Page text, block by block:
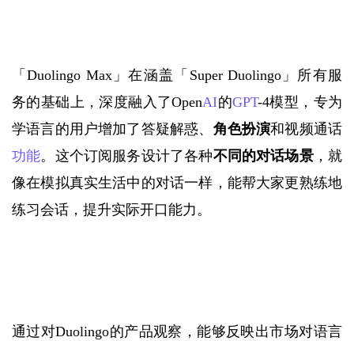
「Duolingo Max」在涵盖 「 Super Duolingo」所有服
务的基础上，深度融入了OpenAI的GPT-4模型，专为
学语言的用户增加了答疑解惑、 角色扮演和视频通话
功能。这个订阅服务设计了各种不同的对话场景，就
像在模拟真实生活中的对话一样，能帮大家更熟练地
练习会话，提升实际开口能力。
通过对Duolingo的产品观察，能够反映出市场对语言